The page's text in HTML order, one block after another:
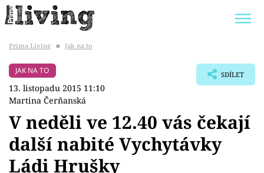
BYDLENÍ SLAVNÝCH
Témata
Prima Living ■ Jak na to
JAK NA TO
13. listopadu 2015 11:10
Martina Čerňanská
SDÍLET
V neděli ve 12.40 vás čekají
další nabité Vychytávky
Ládi Hrušky